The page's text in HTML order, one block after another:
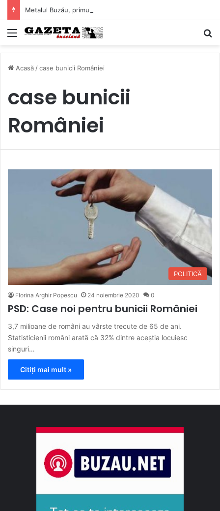
Mediu
Acasă /case bunicii României
case bunicii
României
POLITICĂ
Florina Arghir Popescu 24 noiembrie 2020 0
PSD: Case noi pentru bunicii României
3,7 milioane de români au vârste trecute de 65 de ani.
Statisticienii români arată că 32% dintre aceștia locuiesc
singuri…
Citiți mai mult »